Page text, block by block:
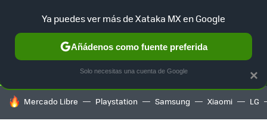
SELECCIÓN GAMING HOME AUTO TERRITORIO
HOY SE HABLA DE
Mercado Libre Playstation Samsung Xiaomi LG
×
Ya puedes ver más de Xataka MX en Google
Añádenos como fuente preferida
Solo necesitas una cuenta de Google